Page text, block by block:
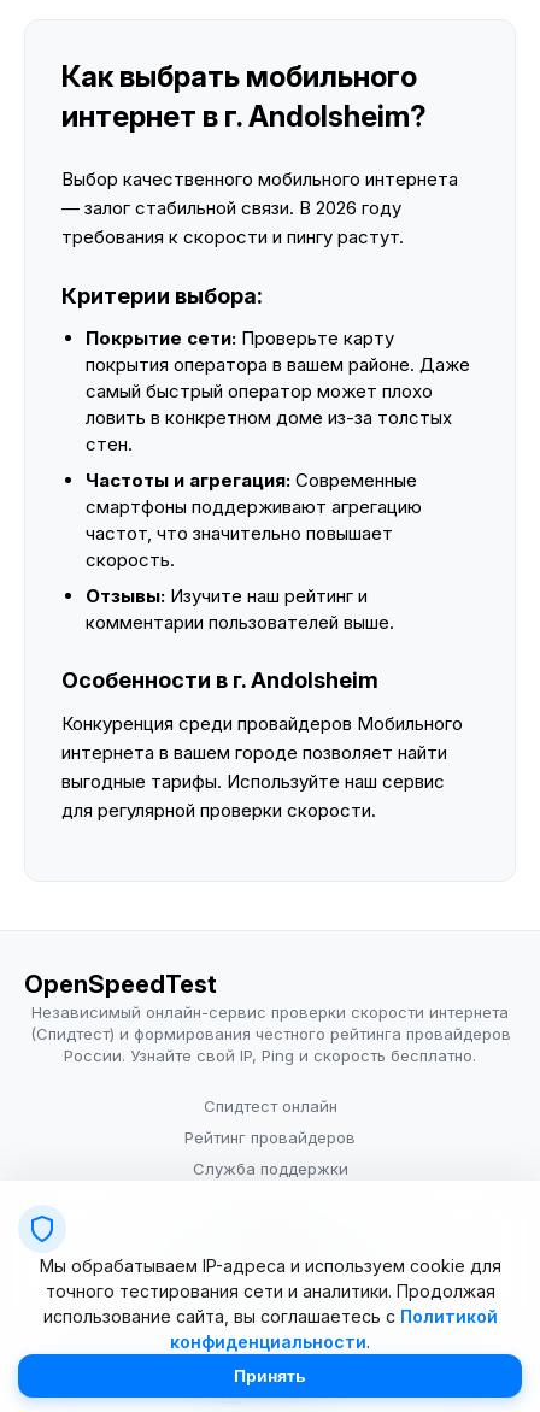
Как выбрать мобильного
интернет в г. Andolsheim?
Выбор качественного мобильного интернета
— залог стабильной связи. В 2026 году
требования к скорости и пингу растут.
Критерии выбора:
Покрытие сети: Проверьте карту
покрытия оператора в вашем районе. Даже
самый быстрый оператор может плохо
ловить в конкретном доме из-за толстых
стен.
Частоты и агрегация: Современные
смартфоны поддерживают агрегацию
частот, что значительно повышает
скорость.
Отзывы: Изучите наш рейтинг и
комментарии пользователей выше.
Особенности в г. Andolsheim
Конкуренция среди провайдеров Мобильного
интернета в вашем городе позволяет найти
выгодные тарифы. Используйте наш сервис
для регулярной проверки скорости.
OpenSpeedTest
Независимый онлайн-сервис проверки скорости интернета
(Спидтест) и формирования честного рейтинга провайдеров
России. Узнайте свой IP, Ping и скорость бесплатно.
Спидтест онлайн
Рейтинг провайдеров
Служба поддержки
Условия использования
© 2025–2026 OpenSpeedTest (ИП Долматова В.В.). Все права
Мы обрабатываем IP-адреса и используем cookie для
точного тестирования сети и аналитики. Продолжая
использование сайта, вы соглашаетесь с Политикой
конфиденциальности.
Принять